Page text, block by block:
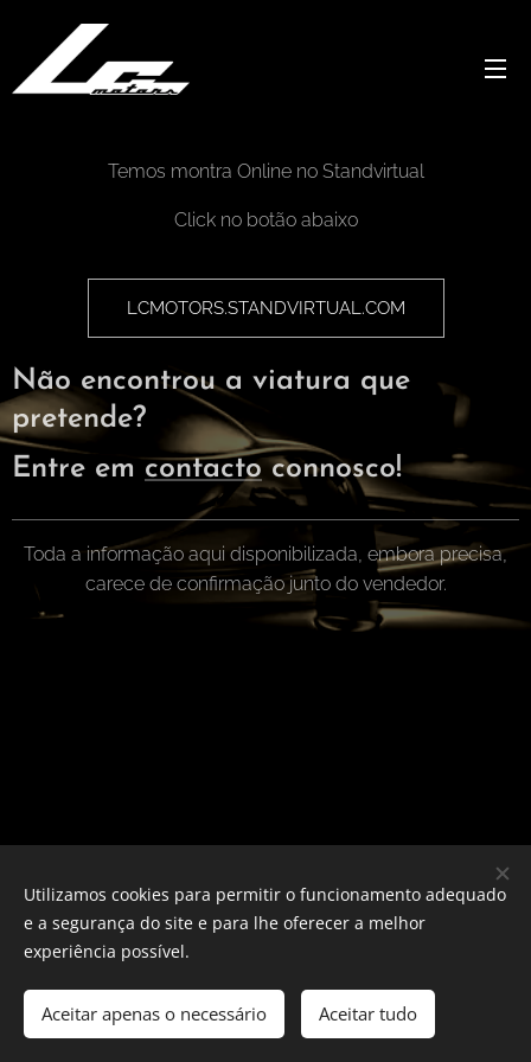
Temos montra Online no Standvirtual
Click no botão abaixo
LCMOTORS.STANDVIRTUAL.COM
Não encontrou a viatura que
pretende?
Entre emcontacto connosco!
Toda a informação aqui disponibilizada, embora precisa,
carece de confirmação junto do vendedor.
Todos os direitos reservados 2024
Idiomas
Português
English
Utilizamos cookies para permitir o funcionamento adequado
e a segurança do site e para lhe oferecer a melhor
experiência possível.
Aceitar apenas o necessário Aceitar tudo